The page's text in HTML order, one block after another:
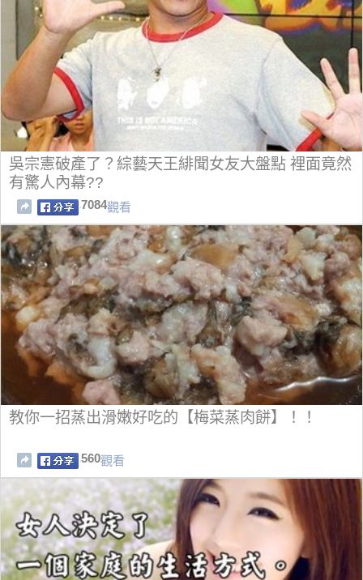
吳宗憲破產了？綜藝天王緋聞女友大盤點 裡面竟然
有驚人內幕??
7084觀看
教你一招蒸出滑嫩好吃的【梅菜蒸肉餅】！！
560觀看